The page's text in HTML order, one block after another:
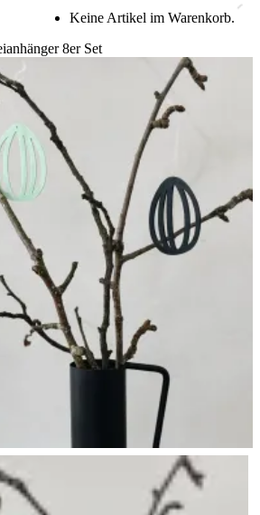
Keine Artikel im Warenkorb.
8er Set